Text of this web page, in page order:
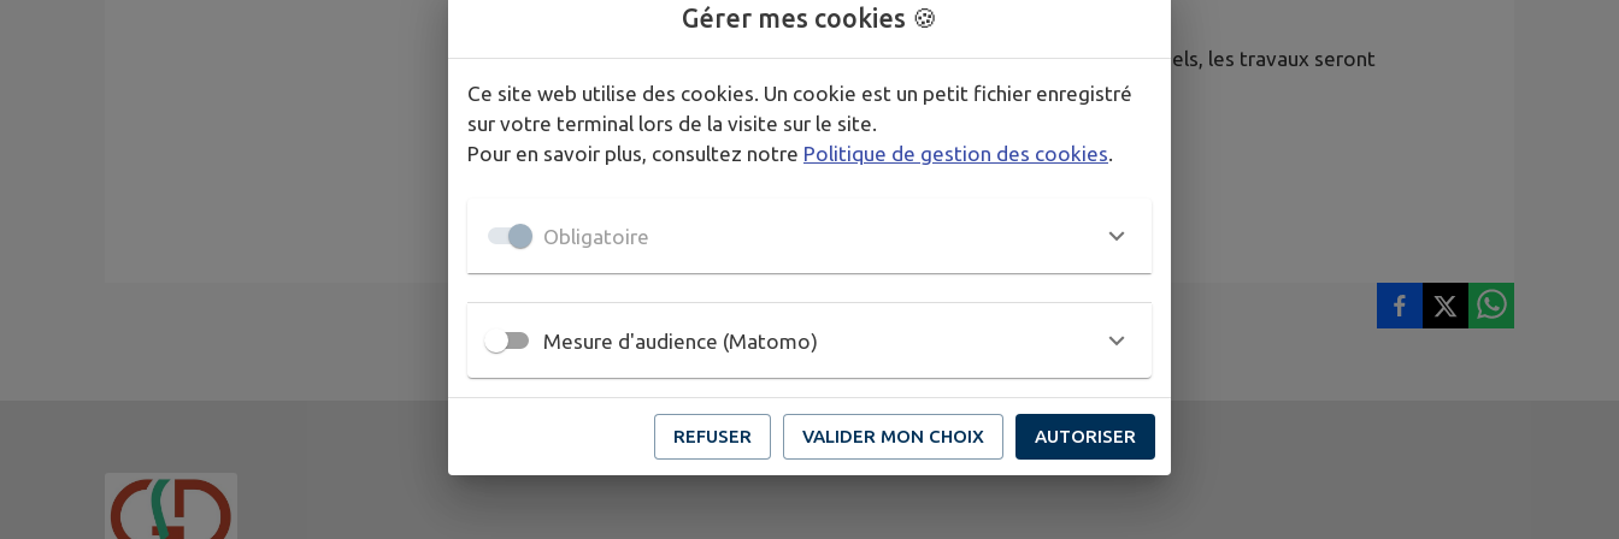
Le soir, le week-end et les jours fériés ou hors chantier éventuels, les travaux seront
interrompus et les voies seront rendues à la circulation.
Télécharger la pièce jointe
Gérer mes cookies 🍪
Ce site web utilise des cookies. Un cookie est un petit fichier enregistré
sur votre terminal lors de la visite sur le site.
Pour en savoir plus, consultez notre Politique de gestion des cookies.
Obligatoire
Mesure d'audience (Matomo)
REFUSER VALIDER MON CHOIX AUTORISER